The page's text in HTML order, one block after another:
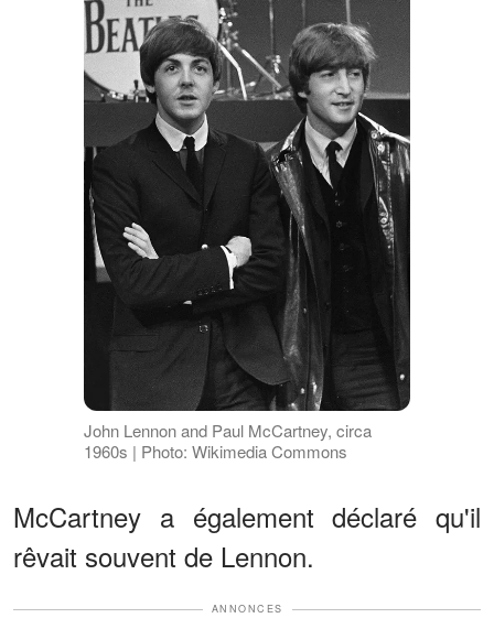
John Lennon and Paul McCartney, circa
1960s | Photo: Wikimedia Commons
McCartney a également déclaré qu'il
rêvait souvent de Lennon.
ANNONCES